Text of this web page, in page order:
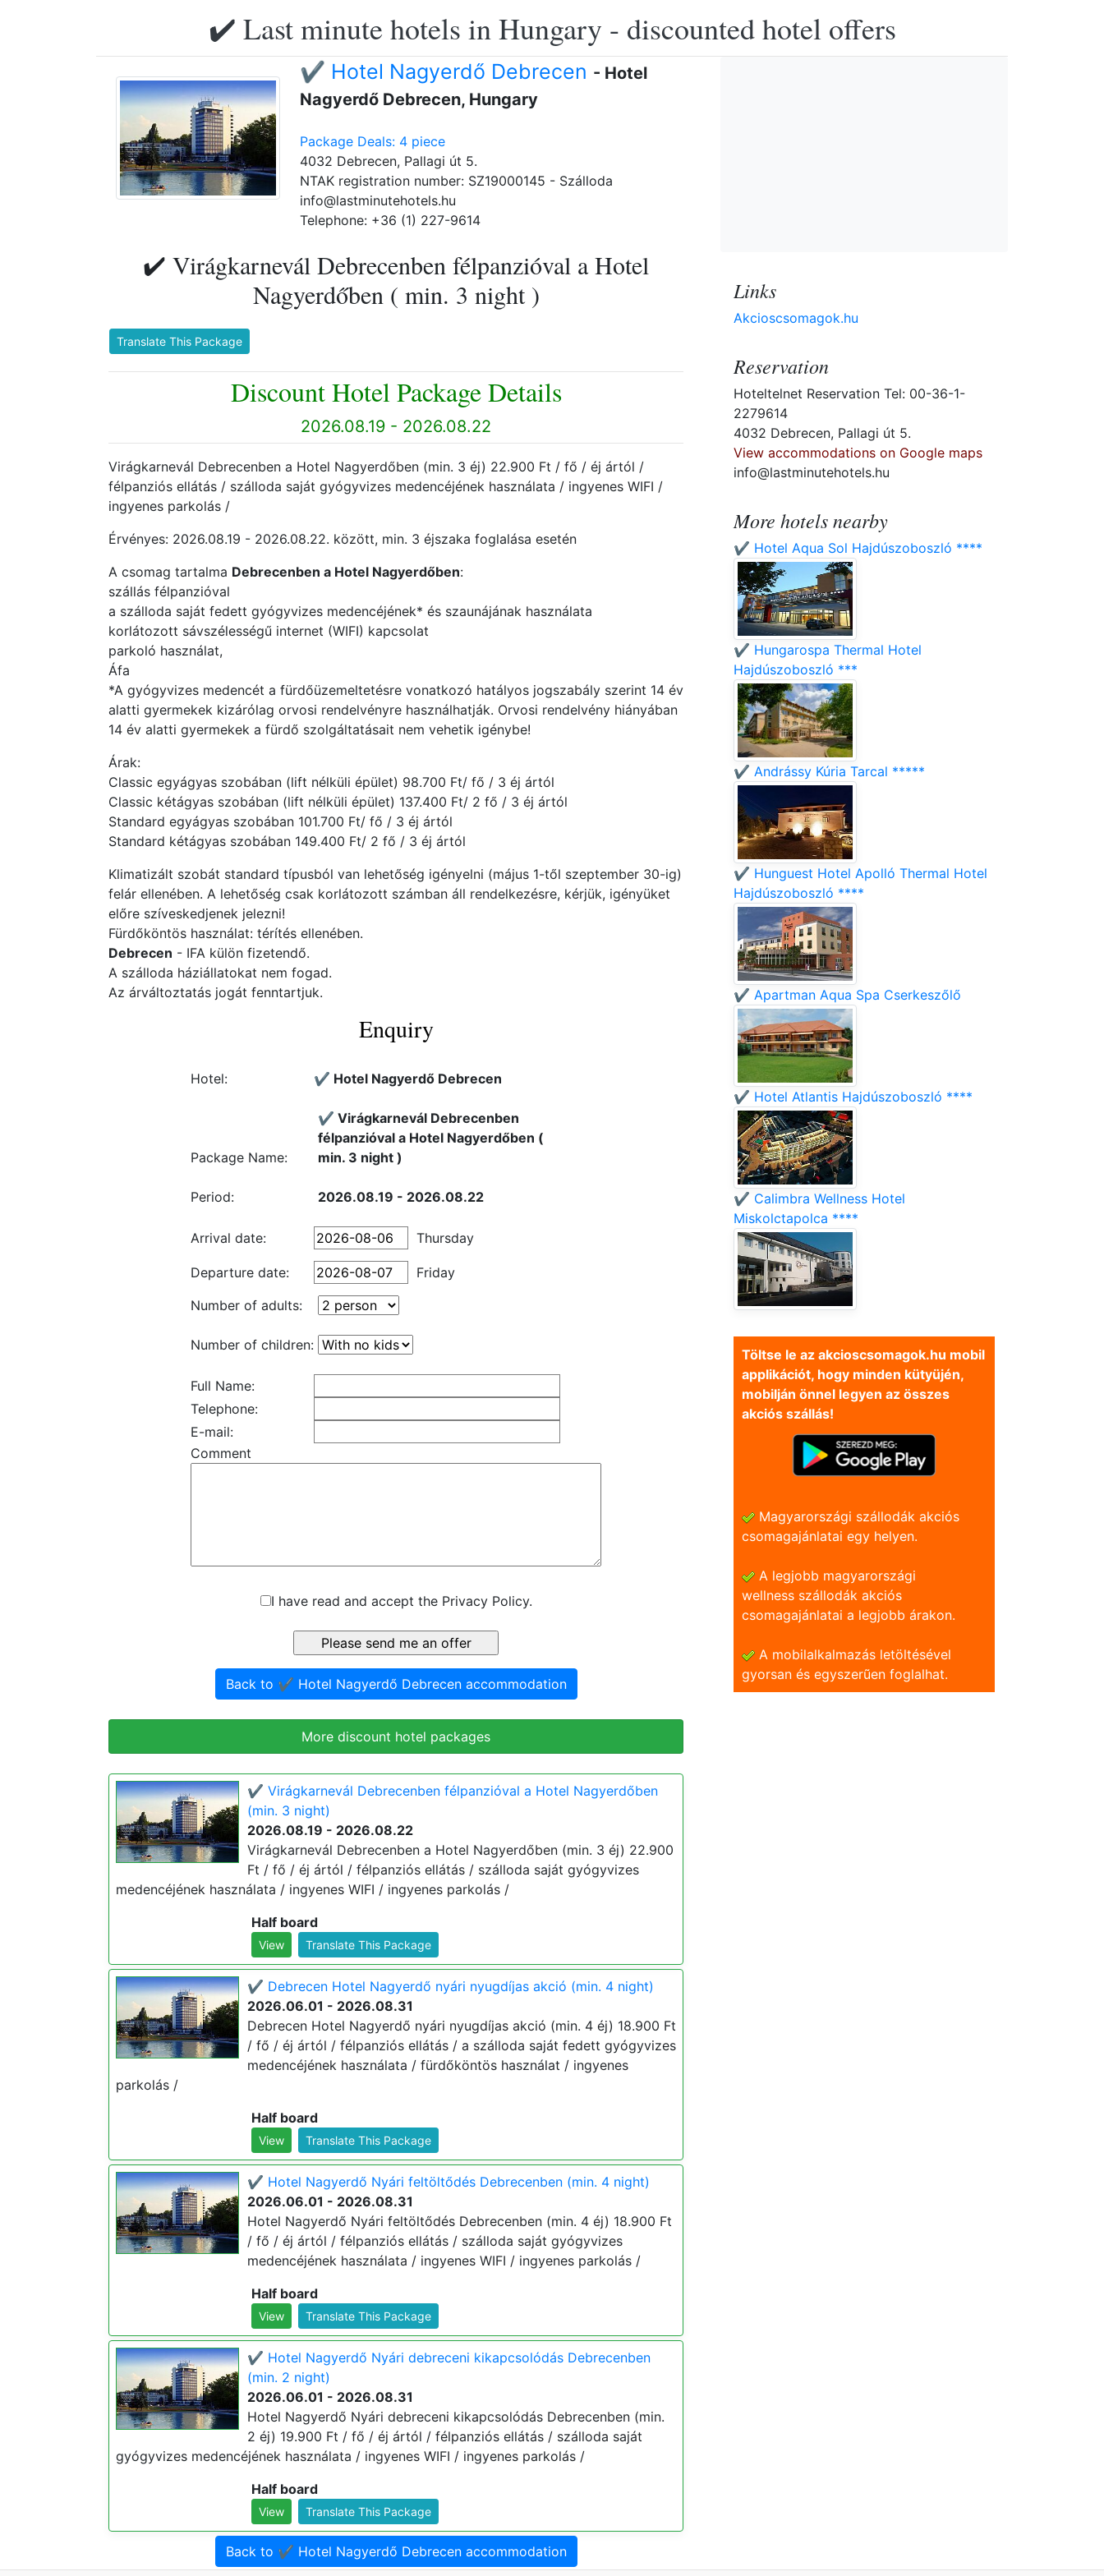
✔️ Last minute hotels in Hungary - discounted hotel offers
✔️ Hotel Nagyerdő Debrecen - Hotel
Nagyerdő Debrecen, Hungary
Package Deals: 4 piece
4032 Debrecen, Pallagi út 5.
NTAK registration number: SZ19000145 - Szálloda
info@lastminutehotels.hu
Telephone: +36 (1) 227-9614
✔️ Virágkarnevál Debrecenben félpanzióval a Hotel
Nagyerdőben ( min. 3 night )
Translate This Package
Discount Hotel Package Details
2026.08.19 - 2026.08.22
Virágkarnevál Debrecenben a Hotel Nagyerdőben (min. 3 éj) 22.900 Ft / fő / éj ártól /
félpanziós ellátás / szálloda saját gyógyvizes medencéjének használata / ingyenes WIFI /
ingyenes parkolás /
Érvényes: 2026.08.19 - 2026.08.22. között, min. 3 éjszaka foglalása esetén
A csomag tartalma Debrecenben a Hotel Nagyerdőben:
szállás félpanzióval
a szálloda saját fedett gyógyvizes medencéjének* és szaunájának használata
korlátozott sávszélességű internet (WIFI) kapcsolat
parkoló használat,
Áfa
*A gyógyvizes medencét a fürdőüzemeltetésre vonatkozó hatályos jogszabály szerint 14 év
alatti gyermekek kizárólag orvosi rendelvényre használhatják. Orvosi rendelvény hiányában
14 év alatti gyermekek a fürdő szolgáltatásait nem vehetik igénybe!
Árak:
Classic egyágyas szobában (lift nélküli épület) 98.700 Ft/ fő / 3 éj ártól
Classic kétágyas szobában (lift nélküli épület) 137.400 Ft/ 2 fő / 3 éj ártól
Standard egyágyas szobában 101.700 Ft/ fő / 3 éj ártól
Standard kétágyas szobában 149.400 Ft/ 2 fő / 3 éj ártól
Klimatizált szobát standard típusból van lehetőség igényelni (május 1-től szeptember 30-ig)
felár ellenében. A lehetőség csak korlátozott számban áll rendelkezésre, kérjük, igényüket
előre szíveskedjenek jelezni!
Fürdőköntös használat: térítés ellenében.
Debrecen - IFA külön fizetendő.
A szálloda háziállatokat nem fogad.
Az árváltoztatás jogát fenntartjuk.
Enquiry
Hotel: ✔️ Hotel Nagyerdő Debrecen
Package Name:
✔️ Virágkarnevál Debrecenben
félpanzióval a Hotel Nagyerdőben (
min. 3 night )
Period: 2026.08.19 - 2026.08.22
Arrival date: Thursday
Departure date:
Friday
Number of adults:
Number of children:
Full Name:
Telephone:
E-mail:
Comment
I have read and accept the Privacy Policy.
Back to ✔️ Hotel Nagyerdő Debrecen accommodation
More discount hotel packages
✔️ Virágkarnevál Debrecenben félpanzióval a Hotel Nagyerdőben
(min. 3 night)
2026.08.19 - 2026.08.22
Virágkarnevál Debrecenben a Hotel Nagyerdőben (min. 3 éj) 22.900
Ft / fő / éj ártól / félpanziós ellátás / szálloda saját gyógyvizes
medencéjének használata / ingyenes WIFI / ingyenes parkolás /
Half board
View Translate This Package
✔️ Debrecen Hotel Nagyerdő nyári nyugdíjas akció (min. 4 night)
2026.06.01 - 2026.08.31
Debrecen Hotel Nagyerdő nyári nyugdíjas akció (min. 4 éj) 18.900 Ft
/ fő / éj ártól / félpanziós ellátás / a szálloda saját fedett gyógyvizes
medencéjének használata / fürdőköntös használat / ingyenes
parkolás /
Half board
View Translate This Package
✔️ Hotel Nagyerdő Nyári feltöltődés Debrecenben (min. 4 night)
2026.06.01 - 2026.08.31
Hotel Nagyerdő Nyári feltöltődés Debrecenben (min. 4 éj) 18.900 Ft
/ fő / éj ártól / félpanziós ellátás / szálloda saját gyógyvizes
medencéjének használata / ingyenes WIFI / ingyenes parkolás /
Half board
View Translate This Package
✔️ Hotel Nagyerdő Nyári debreceni kikapcsolódás Debrecenben
(min. 2 night)
2026.06.01 - 2026.08.31
Hotel Nagyerdő Nyári debreceni kikapcsolódás Debrecenben (min.
2 éj) 19.900 Ft / fő / éj ártól / félpanziós ellátás / szálloda saját
gyógyvizes medencéjének használata / ingyenes WIFI / ingyenes parkolás /
Half board
View Translate This Package
Back to ✔️ Hotel Nagyerdő Debrecen accommodation
Links
Akcioscsomagok.hu
Reservation
Hoteltelnet Reservation Tel: 00-36-1-
2279614
4032 Debrecen, Pallagi út 5.
View accommodations on Google maps
info@lastminutehotels.hu
More hotels nearby
✔️ Hotel Aqua Sol Hajdúszoboszló ****
✔️ Hungarospa Thermal Hotel
Hajdúszoboszló ***
✔️ Andrássy Kúria Tarcal *****
✔️ Hunguest Hotel Apolló Thermal Hotel
Hajdúszoboszló ****
✔️ Apartman Aqua Spa Cserkeszőlő
✔️ Hotel Atlantis Hajdúszoboszló ****
✔️ Calimbra Wellness Hotel
Miskolctapolca ****
Töltse le az akcioscsomagok.hu mobil
applikációt, hogy minden kütyüjén,
mobilján önnel legyen az összes
akciós szállás!
Magyarországi szállodák akciós
csomagajánlatai egy helyen.
A legjobb magyarországi
wellness szállodák akciós
csomagajánlatai a legjobb árakon.
A mobilalkalmazás letöltésével
gyorsan és egyszerũen foglalhat.